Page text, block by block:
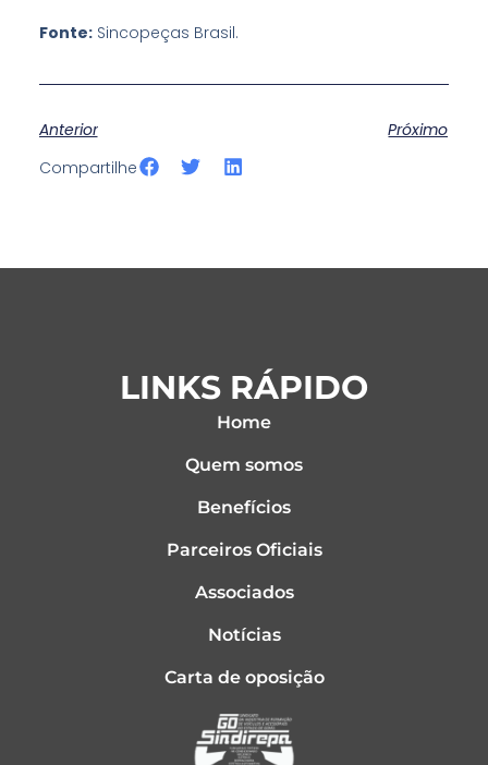
Fonte:Sincopeças Brasil.
Anterior
Próximo
Compartilhe
S
h
a
a
S
h
a
LINKS RÁPIDO
Home
Quem somos
Benefícios
Parceiros Oficiais
Associados
Notícias
Carta de oposição